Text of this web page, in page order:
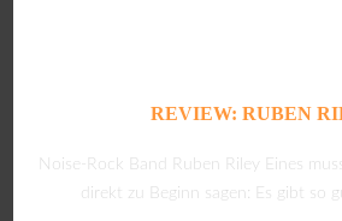
REVIEW: RUBEN
Noise-Rock Band Ruben Riley Eines
direkt zu Beginn sagen: Es gibt so